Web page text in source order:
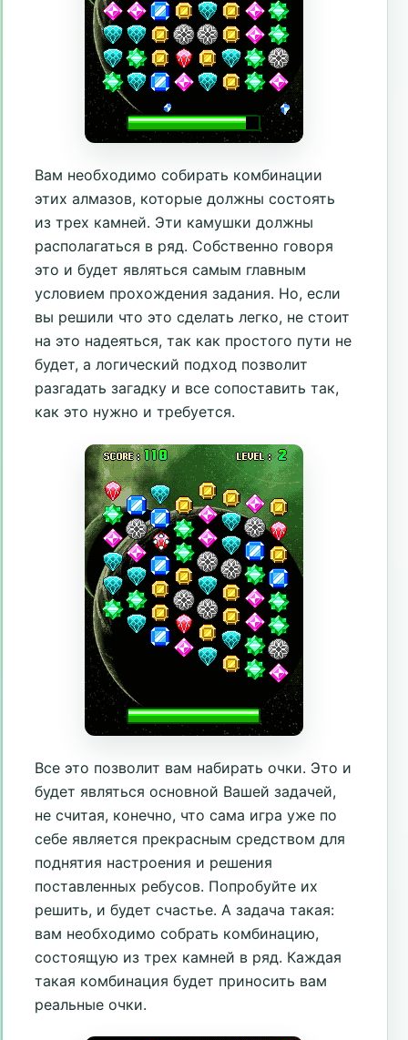
Вам необходимо собирать комбинации
этих алмазов, которые должны состоять
из трех камней. Эти камушки должны
располагаться в ряд. Собственно говоря
это и будет являться самым главным
условием прохождения задания. Но, если
вы решили что это сделать легко, не стоит
на это надеяться, так как простого пути не
будет, а логический подход позволит
разгадать загадку и все сопоставить так,
как это нужно и требуется.
Все это позволит вам набирать очки. Это и
будет являться основной Вашей задачей,
не считая, конечно, что сама игра уже по
себе является прекрасным средством для
поднятия настроения и решения
поставленных ребусов. Попробуйте их
решить, и будет счастье. А задача такая:
вам необходимо собрать комбинацию,
состоящую из трех камней в ряд. Каждая
такая комбинация будет приносить вам
реальные очки.